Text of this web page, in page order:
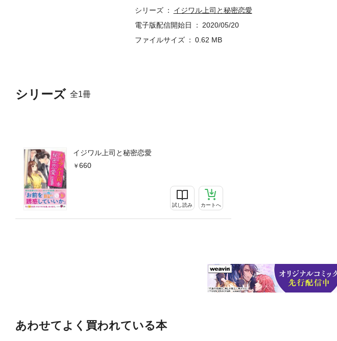
シリーズ 全1冊
イジワル上司と秘密恋愛
660
試し読み カートへ
シリーズ
イジワル上司と秘密恋愛
電子版配信開始日
2020/05/20
ファイルサイズ
0.62 MB
あわせてよく買われている本